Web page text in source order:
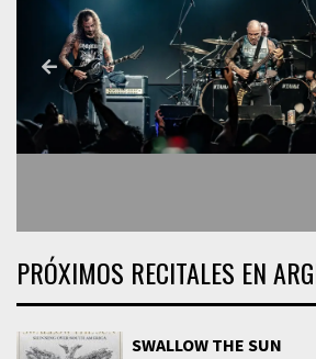
PRÓXIMOS RECITALES EN
SWALLOW THE SUN